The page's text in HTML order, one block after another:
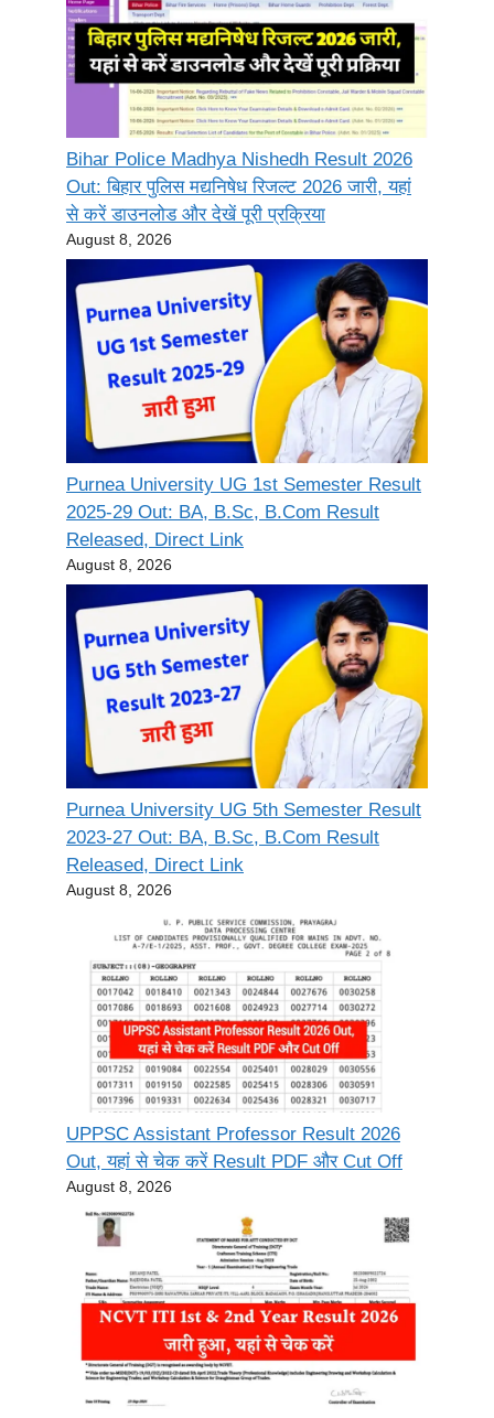
Bihar Police Madhya Nishedh Result 2026
Out: बिहार पुलिस मद्यनिषेध रिजल्ट 2026 जारी, यहां
से करें डाउनलोड और देखें पूरी प्रक्रिया
August 8, 2026
Purnea University UG 1st Semester Result
2025-29 Out: BA, B.Sc, B.Com Result
Released, Direct Link
August 8, 2026
Purnea University UG 5th Semester Result
2023-27 Out: BA, B.Sc, B.Com Result
Released, Direct Link
August 8, 2026
UPPSC Assistant Professor Result 2026
Out, यहां से चेक करें Result PDF और Cut Off
August 8, 2026